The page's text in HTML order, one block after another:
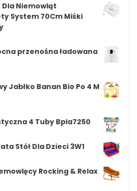
Dla Niemowląt
System 70Cm Miśki
przenośna ładowana
Jabłko Banan Bio Po 4 M
4 Tuby Bpla7250
Stół Dla Dzieci 3W1
Rocking & Relax